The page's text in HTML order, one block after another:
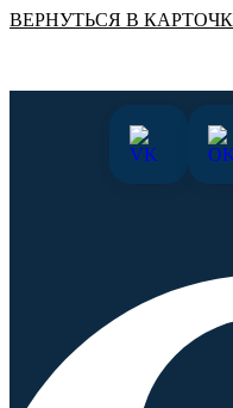
ВЕРНУТЬСЯ В